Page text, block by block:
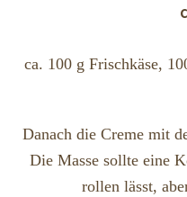
ca. 100 g Frischkäse,
Danach die Creme mit
Die Masse sollte eine
rollen lässt,